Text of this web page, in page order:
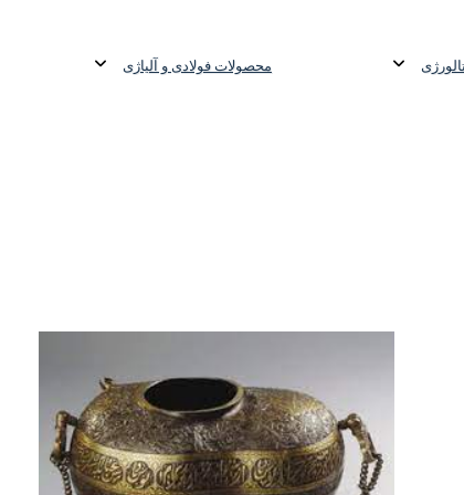
فولادی-ناودانی فولادی-قیمت ورق-قیمت فولاد
محصولات فولادی و آلیاژی